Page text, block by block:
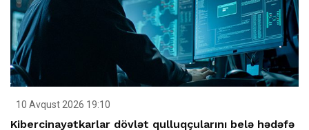
10 Avqust 2026 19:10
Kibercinayətkarlar dövlət qulluqçularını belə hədəfə